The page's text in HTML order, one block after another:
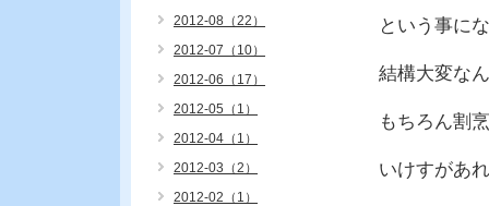
という事に
結構大変な
もちろん割
いけすがあ
2012-08（22）
2012-07（10）
2012-06（17）
2012-05（1）
2012-04（1）
2012-03（2）
2012-02（1）